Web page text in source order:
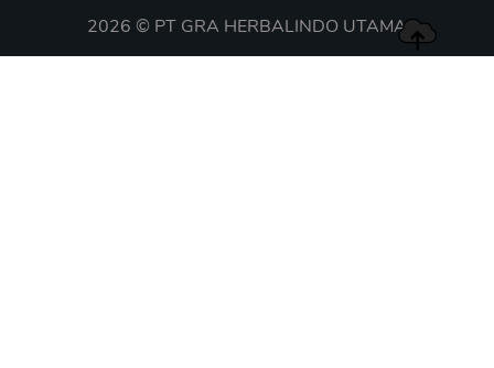
2026 © PT GRA HERBALINDO UTAMA